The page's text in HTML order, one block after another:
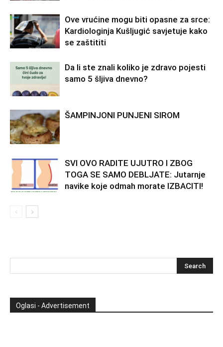
Ove vrućine mogu biti opasne za srce:
Kardiologinja Kušljugić savjetuje kako
se zaštititi
Da li ste znali koliko je zdravo pojesti
samo 5 šljiva dnevno?
ŠAMPINJONI PUNJENI SIROM
SVI OVO RADITE UJUTRO I ZBOG
TOGA SE SAMO DEBLJATE: Jutarnje
navike koje odmah morate IZBACITI!
Oglasi - Advertisement